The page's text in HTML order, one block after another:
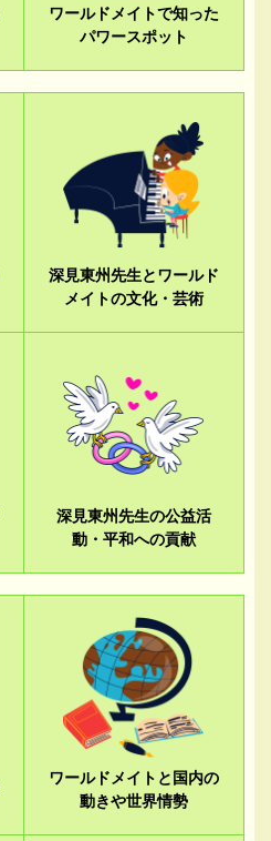
ワールドメイトで知った
パワースポット
深見東州先生とワールド
メイトの文化・芸術
深見東州先生の公益活
動・平和への貢献
ワールドメイトと国内の
動きや世界情勢